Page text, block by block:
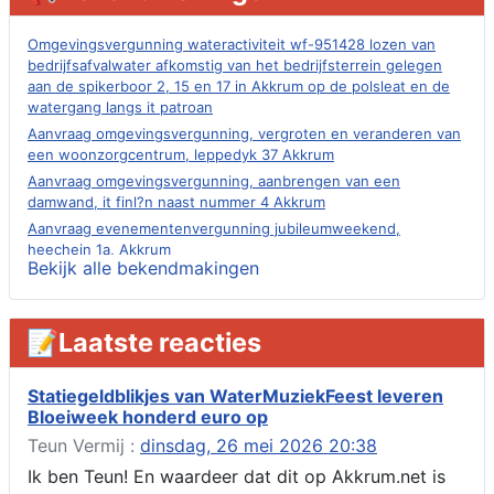
Omgevingsvergunning wateractiviteit wf-951428 lozen van
bedrijfsafvalwater afkomstig van het bedrijfsterrein gelegen
aan de spikerboor 2, 15 en 17 in Akkrum op de polsleat en de
watergang langs it patroan
Aanvraag omgevingsvergunning, vergroten en veranderen van
een woonzorgcentrum, leppedyk 37 Akkrum
Aanvraag omgevingsvergunning, aanbrengen van een
damwand, it finl?n naast nummer 4 Akkrum
Aanvraag evenementenvergunning jubileumweekend,
heechein 1a, Akkrum
Verlening omgevingsvergunning, tijdelijk gebruik openbare
ruimte 02-10 t/m 02-11-2026, sitadel voor nr 6 te Akkrum
Aanvraag omgevingsvergunning, tijdelijk gebruik openbare
ruimte 02-10 t/m 02-11-2026, sitadel voor nr 6 te Akkrum
Verlenging beslistermijn aanvraag omgevingsvergunning,
heechein 28, 8491 em Akkrum
Aanvraag omgevingsvergunning, veranderen van een woning
(voordeur en dakkapel), boarnsterdyk 75 Akkrum
aanbrengen van asfalt t.b.v. onderhoud fietspad t.h.v
Bekijk alle bekendmakingen
📝Laatste reacties
Statiegeldblikjes van WaterMuziekFeest leveren
Bloeiweek honderd euro op
Teun Vermij : dinsdag, 26 mei 2026 20:38
Ik ben Teun! En waardeer dat dit op Akkrum.net is